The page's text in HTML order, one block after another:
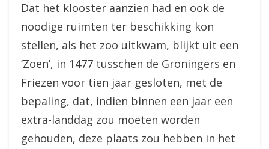
Dat het klooster aanzien had en ook de
noodige ruimten ter beschikking kon
stellen, als het zoo uitkwam, blijkt uit een
‘Zoen’, in 1477 tusschen de Groningers en
Friezen voor tien jaar gesloten, met de
bepaling, dat, indien binnen een jaar een
extra-landdag zou moeten worden
gehouden, deze plaats zou hebben in het